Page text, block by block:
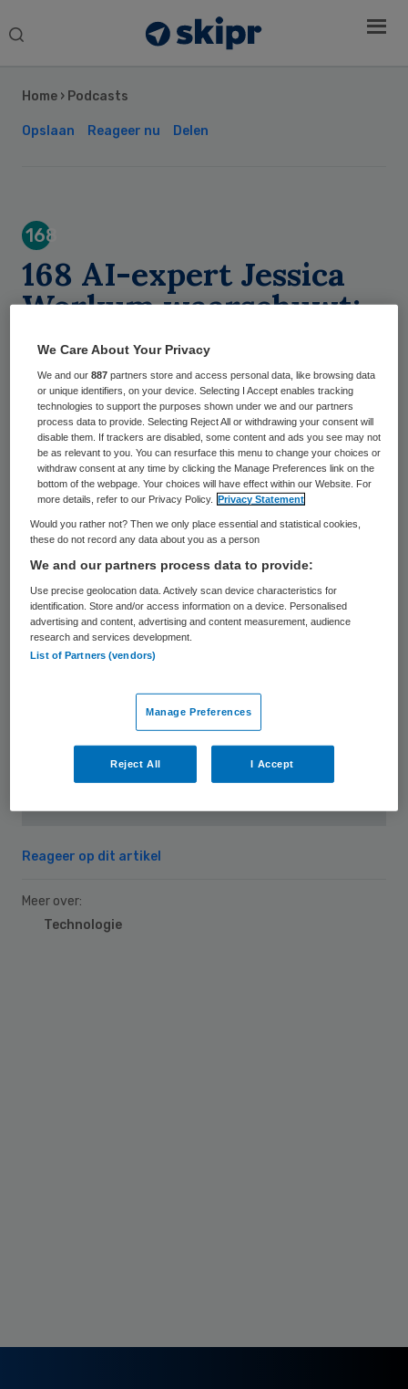
Search
Home › Podcasts
Opslaan Reageer nu Delen
168
168 AI-expert Jessica
Workum waarschuwt:
taalmodellen zijn niet
neutraal
Sytse Wilman
“Wie het taalmodel beheerst,
beheerst de massa”, is één van de
stelling die Workum verdedigt tijdens
haar promotie aan de Erasmus Universiteit.
Met de stelling, vrij naar George Orwell,
waarschuwt ze voor bias in taalmodellen,
legt ze uit in de podcast Voorzorg.
Beluister hier de aflevering
168 AI-expert Jessica Workum
waarschuwt: taalmodellen zijn
niet neutraal
Reageer op dit artikel
Meer over:
Technologie
Sidebar
We Care About Your Privacy
We and our887 partners store and access personal data, like browsing data
or unique identifiers, on your device. Selecting I Accept enables tracking
technologies to support the purposes shown under we and our partners
process data to provide. Selecting Reject All or withdrawing your consent will
disable them. If trackers are disabled, some content and ads you see may not
be as relevant to you. You can resurface this menu to change your choices or
withdraw consent at any time by clicking the Manage Preferences link on the
bottom of the webpage. Your choices will have effect within our Website. For
more details, refer to our Privacy Policy.
Privacy Statement
Would you rather not? Then we only place essential and statistical cookies,
these do not record any data about you as a person
We and our partners process data to provide:
Use precise geolocation data. Actively scan device characteristics for
identification. Store and/or access information on a device. Personalised
advertising and content, advertising and content measurement, audience
research and services development.
List of Partners (vendors)
Manage Preferences
Reject All I Accept